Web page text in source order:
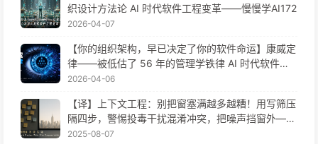
织设计方法论 AI 时代软件工程变革——慢慢学AI172
2026-04-07
【你的组织架构，早已决定了你的软件命运】康威定
律——被低估了 56 年的管理学铁律 AI 时代软件工
程变革——慢慢学AI171
2026-04-06
【译】上下文工程：别把窗塞满越多越糟！用写筛压
隔四步，警惕投毒干扰混淆冲突，把噪声挡窗外——
慢慢学AI170
2025-08-07